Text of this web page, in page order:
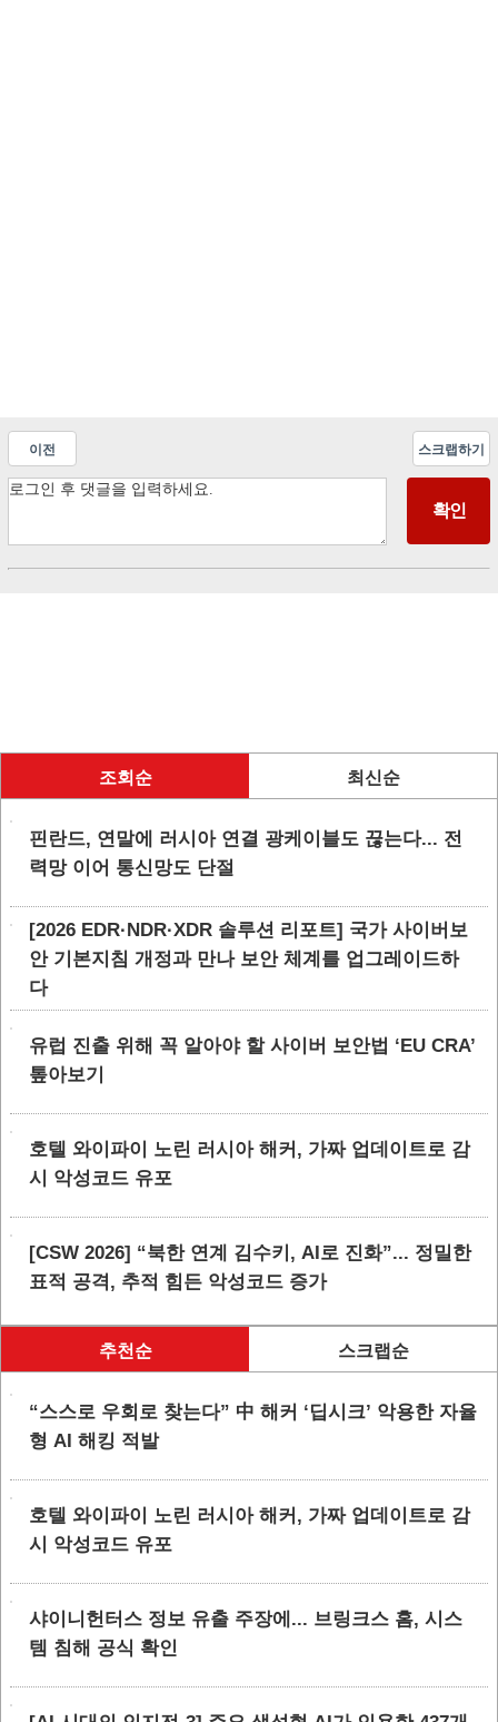
이전 스크랩하기
조회순 최신순
핀란드, 연말에 러시아 연결 광케이블도 끊는다... 전
력망 이어 통신망도 단절
[2026 EDR·NDR·XDR 솔루션 리포트] 국가 사이버보
안 기본지침 개정과 만나 보안 체계를 업그레이드하
다
유럽 진출 위해 꼭 알아야 할 사이버 보안법 ‘EU CRA’
톺아보기
호텔 와이파이 노린 러시아 해커, 가짜 업데이트로 감
시 악성코드 유포
[CSW 2026] “북한 연계 김수키, AI로 진화”... 정밀한
표적 공격, 추적 힘든 악성코드 증가
추천순 스크랩순
“스스로 우회로 찾는다” 中 해커 ‘딥시크’ 악용한 자율
형 AI 해킹 적발
호텔 와이파이 노린 러시아 해커, 가짜 업데이트로 감
시 악성코드 유포
샤이니헌터스 정보 유출 주장에... 브링크스 홈, 시스
템 침해 공식 확인